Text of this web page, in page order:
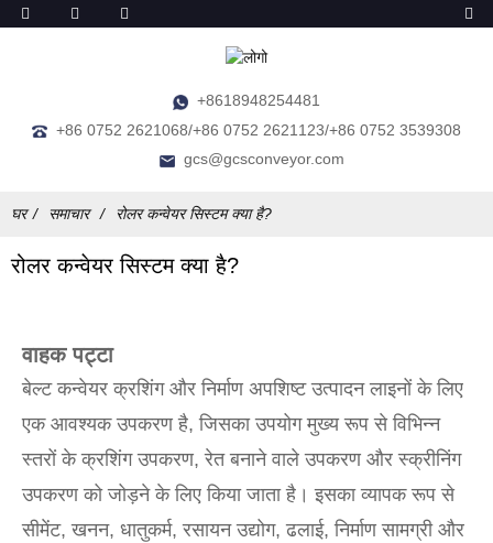
+8618948254481
+86 0752 2621068/+86 0752 2621123/+86 0752 3539308
gcs@gcsconveyor.com
घर समाचार रोलर कन्वेयर सिस्टम क्या है?
रोलर कन्वेयर सिस्टम क्या है?
वाहक पट्टा
बेल्ट कन्वेयर क्रशिंग और निर्माण अपशिष्ट उत्पादन लाइनों के लिए
एक आवश्यक उपकरण है, जिसका उपयोग मुख्य रूप से विभिन्न
स्तरों के क्रशिंग उपकरण, रेत बनाने वाले उपकरण और स्क्रीनिंग
उपकरण को जोड़ने के लिए किया जाता है। इसका व्यापक रूप से
सीमेंट, खनन, धातुकर्म, रसायन उद्योग, ढलाई, निर्माण सामग्री और